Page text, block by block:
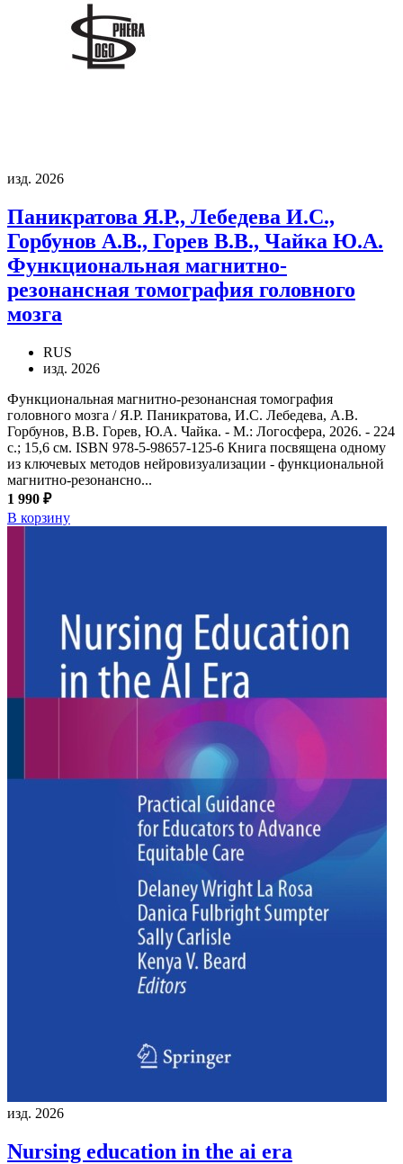
изд. 2026
Паникратова Я.Р., Лебедева И.С.,
Горбунов А.В., Горев В.В., Чайка Ю.А.
Функциональная магнитно-
резонансная томография головного
мозга
RUS
изд. 2026
Функциональная магнитно-резонансная томография
головного мозга / Я.Р. Паникратова, И.С. Лебедева, А.В.
Горбунов, В.В. Горев, Ю.А. Чайка. - М.: Логосфера, 2026. - 224
с.; 15,6 см. ISBN 978-5-98657-125-6 Книга посвящена одному
из ключевых методов нейровизуализации - функциональной
магнитно-резонансно...
1 990 ₽
В корзину
изд. 2026
Nursing education in the ai era